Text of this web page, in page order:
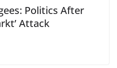
Politics After
Attack